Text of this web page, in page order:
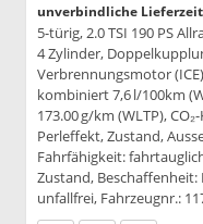
unverbindliche
5-türig, 2.0 TSI 190 PS
4 Zylinder,
Verbrennungsmotor
kombiniert 7,6 l/100km
173.00 g/km (WLTP),
Perleffekt, Zustand,
Fahrfähigkeit:
Zustand, Beschaffenheit:
unfallfrei, Fahrzeugnr.: